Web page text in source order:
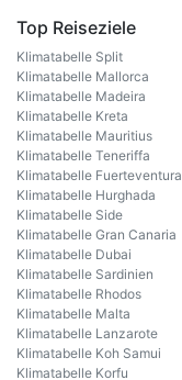
Top Reiseziele
Klimatabelle Split
Klimatabelle Mallorca
Klimatabelle Madeira
Klimatabelle Kreta
Klimatabelle Mauritius
Klimatabelle Teneriffa
Klimatabelle Fuerteventura
Klimatabelle Hurghada
Klimatabelle Side
Klimatabelle Gran Canaria
Klimatabelle Dubai
Klimatabelle Sardinien
Klimatabelle Rhodos
Klimatabelle Malta
Klimatabelle Lanzarote
Klimatabelle Koh Samui
Klimatabelle Korfu